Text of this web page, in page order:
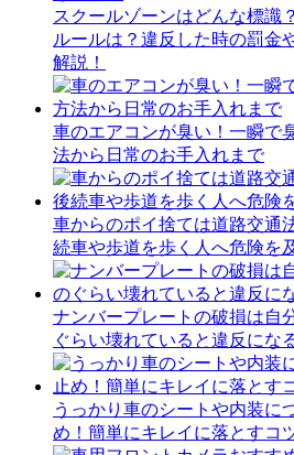
スクールゾーンはどんな標識
ルールは？違反した時の罰金
解説！
車のエアコンが臭い！一瞬で
法から日常のお手入れまで
車からのポイ捨ては道路交通
続車や歩道を歩く人へ危険を
ナンバープレートの破損は自
ぐらい壊れていると違反にな
うっかり車のシートや内装に
め！簡単にキレイに落とすコ